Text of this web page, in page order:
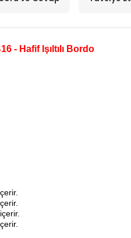
- Hafif Işıltılı Bordo